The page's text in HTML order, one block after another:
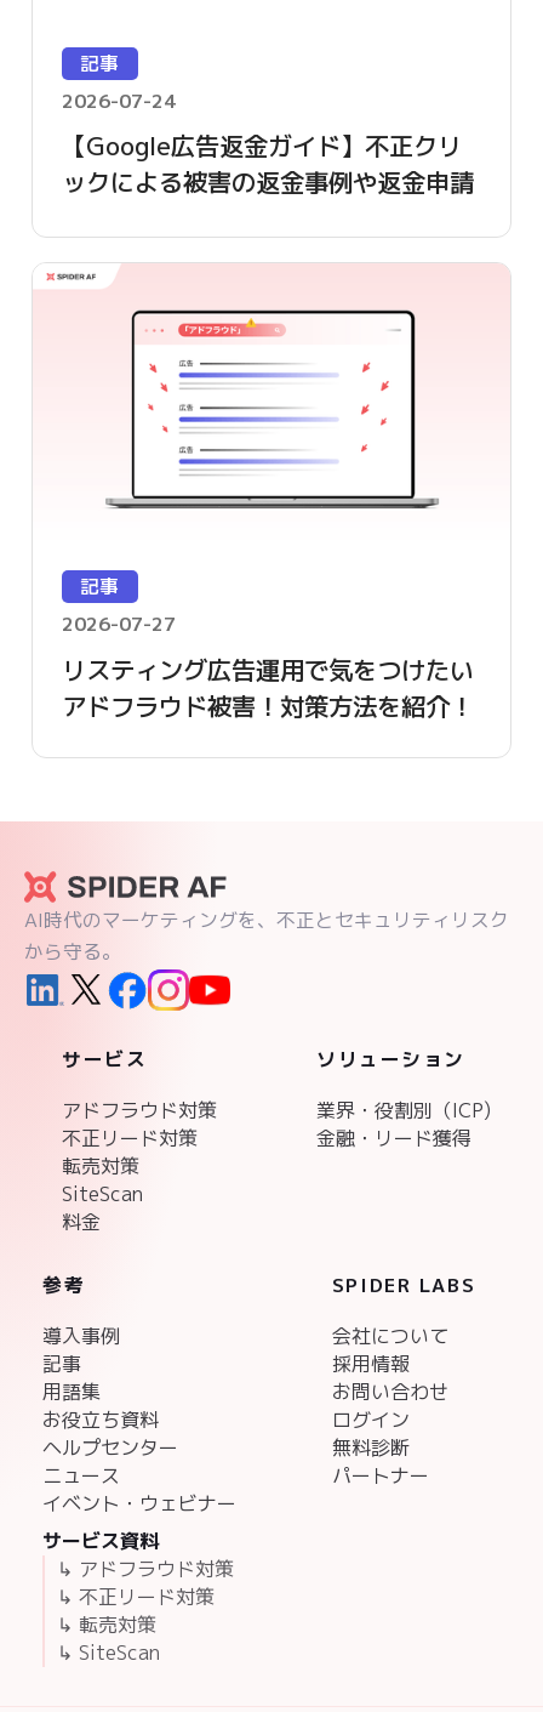
記事
2026-07-24
【Google広告返金ガイド】不正クリ
ックによる被害の返金事例や返金申請
記事
2026-07-27
リスティング広告運用で気をつけたい
アドフラウド被害！対策方法を紹介！
AI時代のマーケティングを、不正とセキュリティリスク
から守る。
サービス
アドフラウド対策
不正リード対策
転売対策
SiteScan
料金
ソリューション
業界・役割別（ICP)
金融・リード獲得
参考
導入事例
記事
用語集
お役立ち資料
ヘルプセンター
ニュース
イベント・ウェビナー
サービス資料
↳ アドフラウド対策
↳ 不正リード対策
↳ 転売対策
↳ SiteScan
SPIDER LABS
会社について
採用情報
お問い合わせ
ログイン
無料診断
パートナー